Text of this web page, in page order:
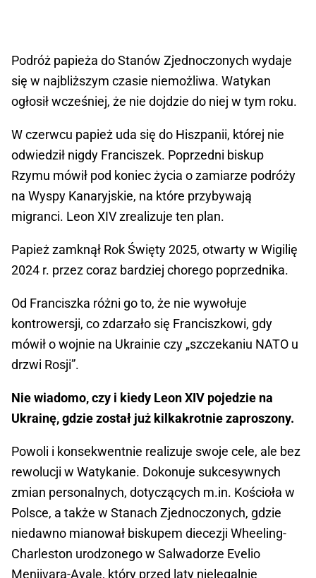
Podróż papieża do Stanów Zjednoczonych wydaje
się w najbliższym czasie niemożliwa. Watykan
ogłosił wcześniej, że nie dojdzie do niej w tym roku.
W czerwcu papież uda się do Hiszpanii, której nie
odwiedził nigdy Franciszek. Poprzedni biskup
Rzymu mówił pod koniec życia o zamiarze podróży
na Wyspy Kanaryjskie, na które przybywają
migranci. Leon XIV zrealizuje ten plan.
Papież zamknął Rok Święty 2025, otwarty w Wigilię
2024 r. przez coraz bardziej chorego poprzednika.
Od Franciszka różni go to, że nie wywołuje
kontrowersji, co zdarzało się Franciszkowi, gdy
mówił o wojnie na Ukrainie czy „szczekaniu NATO u
drzwi Rosji”.
Nie wiadomo, czy i kiedy Leon XIV pojedzie na
Ukrainę, gdzie został już kilkakrotnie zaproszony.
Powoli i konsekwentnie realizuje swoje cele, ale bez
rewolucji w Watykanie. Dokonuje sukcesywnych
zmian personalnych, dotyczących m.in. Kościoła w
Polsce, a także w Stanach Zjednoczonych, gdzie
niedawno mianował biskupem diecezji Wheeling-
Charleston urodzonego w Salwadorze Evelio
Menjivara-Ayalę, który przed laty nielegalnie